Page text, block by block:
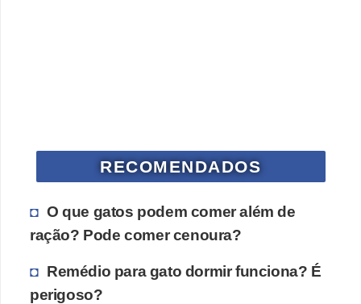
RECOMENDADOS
O que gatos podem comer além de
ração? Pode comer cenoura?
Remédio para gato dormir funciona? É
perigoso?
r
a
a
n